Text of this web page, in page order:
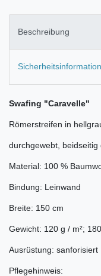
Beschreibung
Swafing "Caravelle"
Römerstreifen in
durchgewebt,
Material: 100 %
Bindung: Leinwand
Breite: 150 cm
Gewicht: 120 g / m²;
Ausrüstung: sanforisiert
Pflegehinweis: